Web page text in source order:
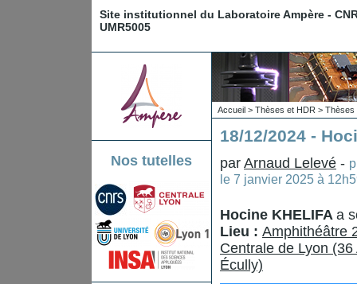
Site institutionnel du Laboratoire Ampère -
UMR5005
Nos tutelles
Accueil > Thèses et HDR > Thèses
18/12/2024 -
par Arnaud Lelevé -
le 7 janvier 2025 à
Hocine KHELIFA a
Lieu : Amphithéâtre
Centrale de Lyon
Écully)